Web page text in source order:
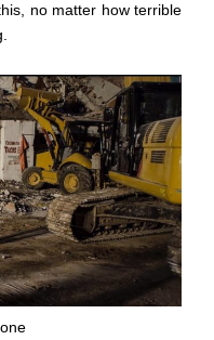
no matter how terrible